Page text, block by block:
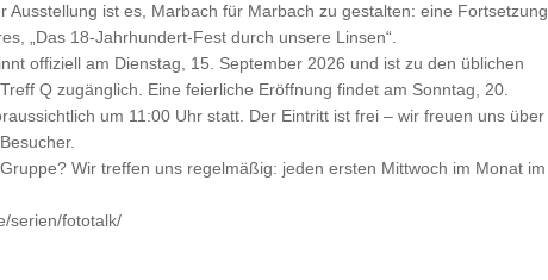
Ausstellung ist es, Marbach für Marbach zu gestalten: eine Fortsetzung
„Das 18-Jahrhundert-Fest durch unsere Linsen“.
offiziell am Dienstag, 15. September 2026 und ist zu den üblichen
Q zugänglich. Eine feierliche Eröffnung findet am Sonntag, 20.
um 11:00 Uhr statt. Der Eintritt ist frei – wir freuen uns über
Wir treffen uns regelmäßig: jeden ersten Mittwoch im Monat im
serien/fototalk/